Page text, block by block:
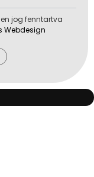
jog fenntartva
Webdesign